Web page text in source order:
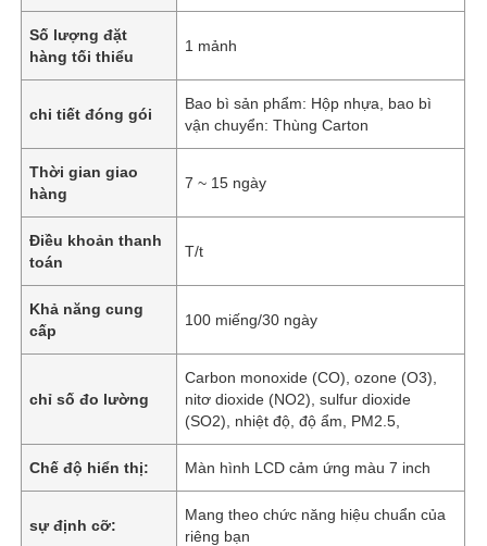
Số lượng đặt
hàng tối thiểu
1 mảnh
chi tiết đóng gói
Bao bì sản phẩm: Hộp nhựa, bao bì
vận chuyển: Thùng Carton
Thời gian giao
hàng
7 ~ 15 ngày
Điều khoản thanh
toán
T/t
Khả năng cung
cấp
100 miếng/30 ngày
chỉ số đo lường
Carbon monoxide (CO), ozone (O3),
nitơ dioxide (NO2), sulfur dioxide
(SO2), nhiệt độ, độ ẩm, PM2.5,
Chế độ hiển thị: Màn hình LCD cảm ứng màu 7 inch
sự định cỡ:
Mang theo chức năng hiệu chuẩn của
riêng bạn